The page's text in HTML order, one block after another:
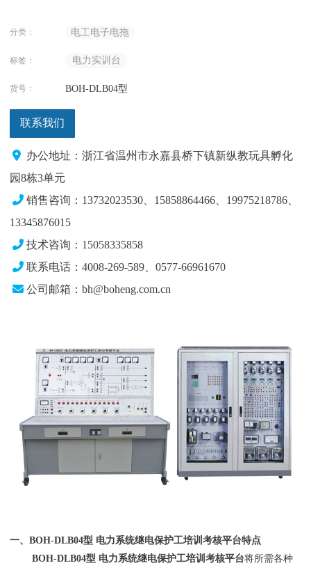
分类： 电工电子电拖
标签： 电力实训台
货号： BOH-DLB04型
联系我们
办公地址：浙江省温州市永嘉县桥下镇新纵教玩具孵化
园8栋3单元
销售咨询：13732023530、15858864466、19975218786、
13345876015
技术咨询：15058335858
联系电话：4008-269-589、0577-66961670
公司邮箱：bh@boheng.com.cn
一、BOH-DLB04型 电力系统继电保护工培训考核平台特点
BOH-DLB04型 电力系统继电保护工培训考核平台将所需各种